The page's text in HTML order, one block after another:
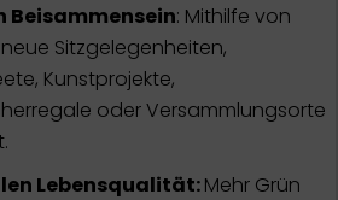
: Mithilfe von
Sitzgelegenheiten,
Kunstprojekte,
oder Versammlungsorte
Lebensqualität:Mehr Grün